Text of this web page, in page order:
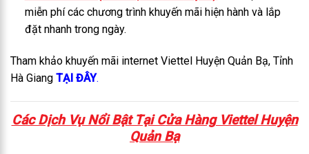
miễn phí các chương trình khuyến mãi hiện hành và lắp
đặt nhanh trong ngày.
Tham khảo khuyến mãi internet Viettel Huyện Quản Bạ, Tỉnh
Hà Giang TẠI ĐÂY.
Các Dịch Vụ Nổi Bật Tại Cửa Hàng Viettel Huyện
Quản Bạ